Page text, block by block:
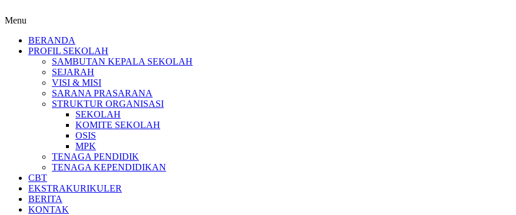
Menu
BERANDA
PROFIL SEKOLAH
SAMBUTAN KEPALA SEKOLAH
SEJARAH
VISI & MISI
SARANA PRASARANA
STRUKTUR ORGANISASI
SEKOLAH
KOMITE SEKOLAH
OSIS
MPK
TENAGA PENDIDIK
TENAGA KEPENDIDIKAN
CBT
EKSTRAKURIKULER
BERITA
KONTAK